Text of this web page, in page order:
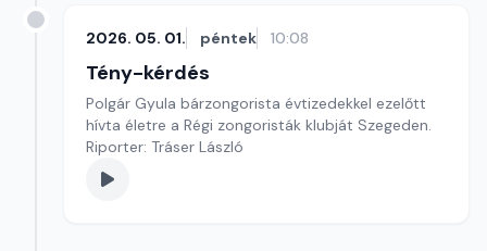
2026. 05. 01. péntek 10:08
Tény-kérdés
Polgár Gyula bárzongorista évtizedekkel ezelőtt
hívta életre a Régi zongoristák klubját Szegeden.
Riporter: Tráser László